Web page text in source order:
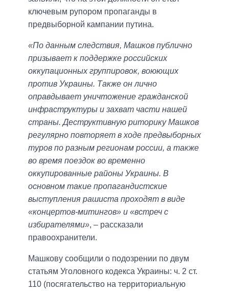
ключевым рупором пропаганды в
предвыборной кампании путина.
«По данным следствия, Машков публично
призывает к поддержке российских
оккупационных группировок, воюющих
против Украины. Также он лично
оправдывает уничтожение гражданской
инфраструктуры и захват части нашей
страны. Деструктивную риторику Машков
регулярно повторяет в ходе предвыборных
туров по разным регионам россии, а также
во время поездок во временно
оккупированные районы Украины. В
основном такие пропагандистские
выступления рашиста проходят в виде
«концертов-митингов» и «встреч с
избирателями», – рассказали
правоохранители.
Машкову сообщили о подозрении по двум
статьям Уголовного кодекса Украины: ⁠ч. 2 ст.
110 (посягательство на территориальную